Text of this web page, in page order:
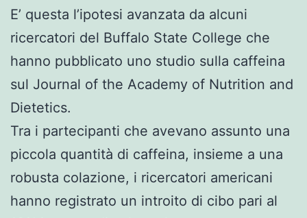
E’ questa l’ipotesi avanzata da alcuni
ricercatori del Buffalo State College che
hanno pubblicato uno studio sulla caffeina
sul Journal of the Academy of Nutrition and
Dietetics.
Tra i partecipanti che avevano assunto una
piccola quantità di caffeina, insieme a una
robusta colazione, i ricercatori americani
hanno registrato un introito di cibo pari al